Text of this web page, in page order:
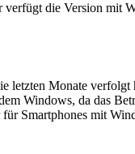
die Version mit
letzten Monate
Windows, da das
Smartphones mit